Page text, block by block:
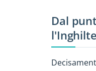
Dal